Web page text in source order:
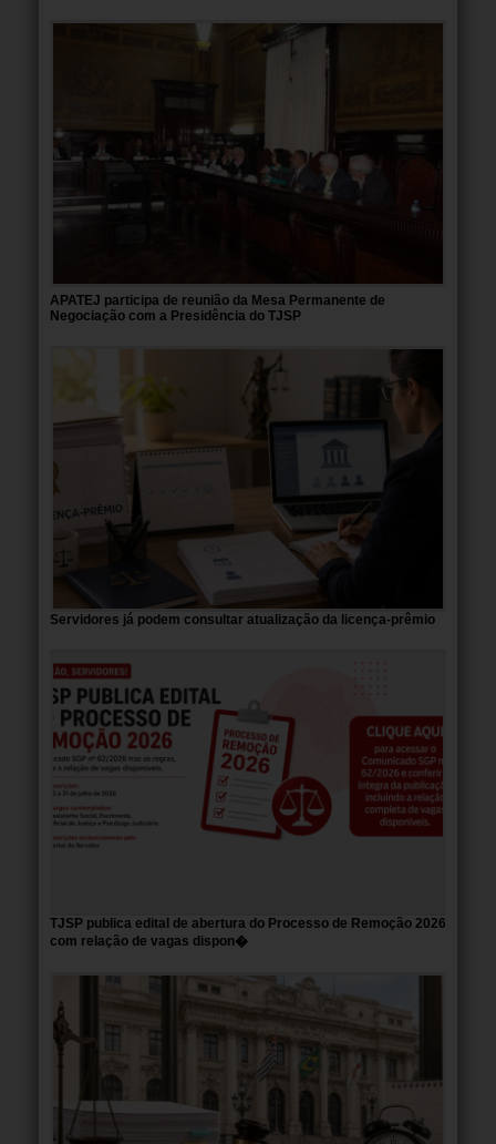
APATEJ participa de reunião da Mesa Permanente de
Negociação com a Presidência do TJSP
Servidores já podem consultar atualização da licença-prêmio
TJSP publica edital de abertura do Processo de Remoção 2026
com relação de vagas dispon�